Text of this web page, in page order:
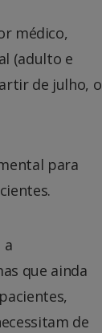
médico,
(adulto e
de julho, o
para
a
que ainda
de